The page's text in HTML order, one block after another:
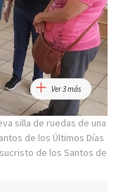
Ver 3 más
silla de ruedas de una
de los Últimos Días
de los Santos de